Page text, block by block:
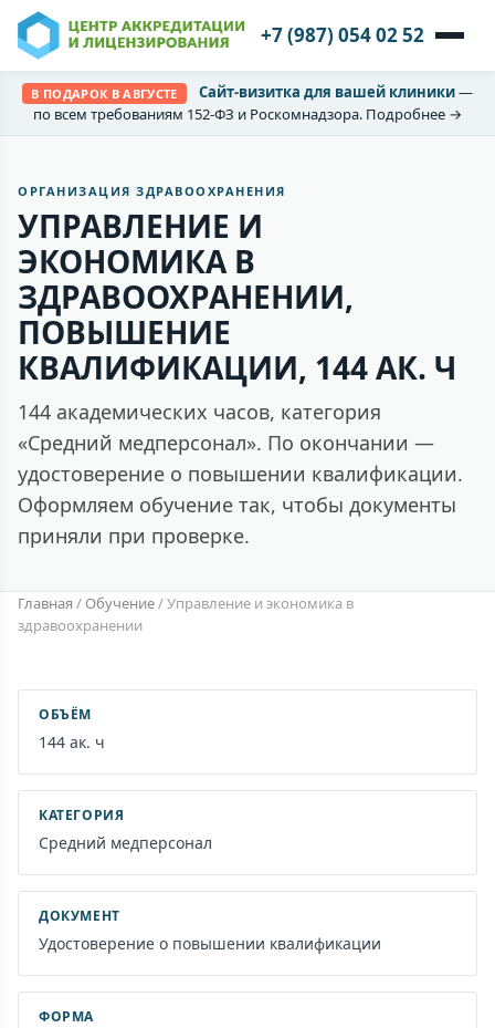
+7 (987) 054 02 52
В ПОДАРОК В АВГУСТЕ Сайт-визитка для вашей клиники—
по всем требованиям 152-ФЗ и Роскомнадзора. Подробнее →
ОРГАНИЗАЦИЯ ЗДРАВООХРАНЕНИЯ
УПРАВЛЕНИЕ И
ЭКОНОМИКА В
ЗДРАВООХРАНЕНИИ,
ПОВЫШЕНИЕ
КВАЛИФИКАЦИИ, 144 АК. Ч
144 академических часов, категория
«Средний медперсонал». По окончании —
удостоверение о повышении квалификации.
Оформляем обучение так, чтобы документы
приняли при проверке.
Главная / Обучение/Управление и экономика в
здравоохранении
ОБЪЁМ
144 ак. ч
КАТЕГОРИЯ
Средний медперсонал
ДОКУМЕНТ
Удостоверение о повышении квалификации
ФОРМА